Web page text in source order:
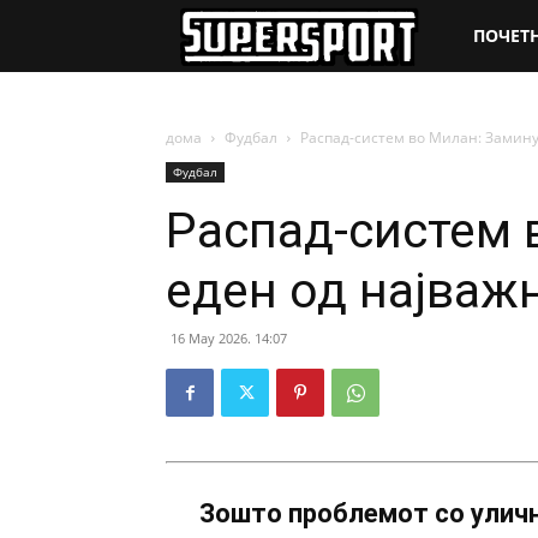
дома Фудбал Распад-систем во Милан:
Фудбал
Распад-
еден од
16 May 2026. 14:07
Зошто проблемот со